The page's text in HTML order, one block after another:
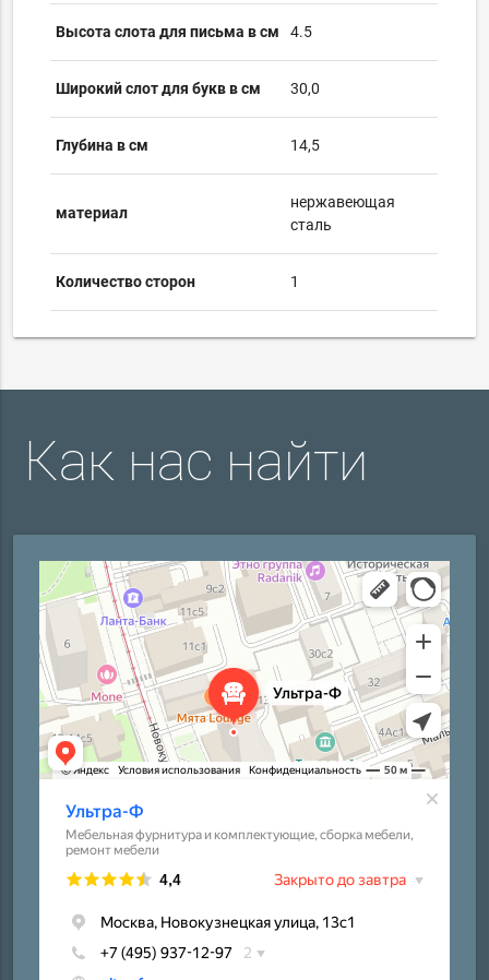
Высота слота для письма в см 4.5
Широкий слот для букв в см 30,0
Глубина в см 14,5
материал
нержавеющая
сталь
Количество сторон 1
Как нас найти